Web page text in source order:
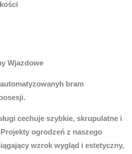
Wjazdowe
bram
cechuje szybkie, skrupulatne i
ogrodzeń z naszego
wzrok wygląd i estetyczny,